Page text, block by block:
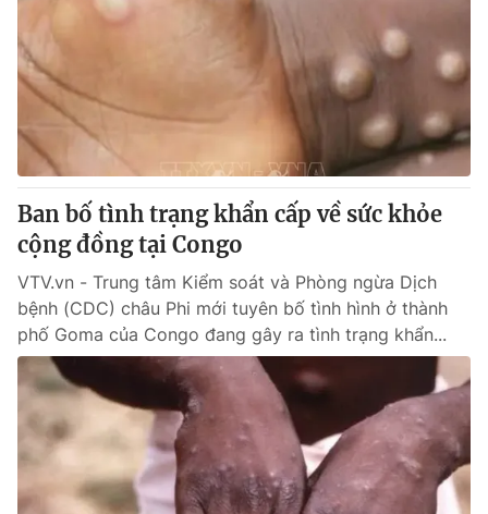
® Cấm sao chép dưới mọi hình thức nếu không có sự chấp
thuận bằng văn bản. Ghi rõ nguồn VTV.vn khi phát hành lại
thông tin từ website này.
Ban bố tình trạng khẩn cấp về sức khỏe
cộng đồng tại Congo
VTV.vn - Trung tâm Kiểm soát và Phòng ngừa Dịch
bệnh (CDC) châu Phi mới tuyên bố tình hình ở thành
phố Goma của Congo đang gây ra tình trạng khẩn...